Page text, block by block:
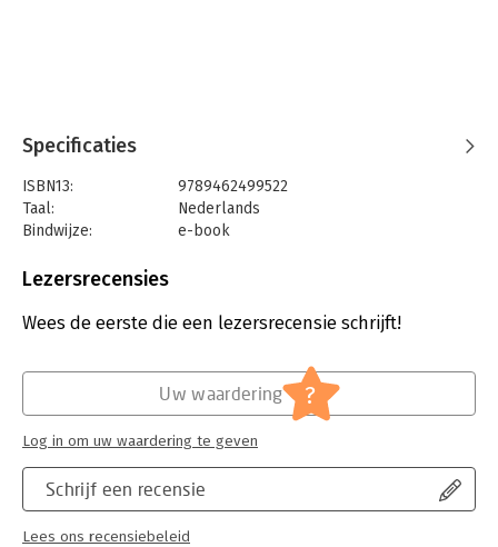
Specificaties
ISBN13:
9789462499522
Taal:
Nederlands
Bindwijze:
e-book
Bestandsformaat:
Uitgever:
Amsterdam University Press
Hoofdrubriek:
Lezersrecensies
Wees de eerste die een lezersrecensie schrijft!
Schrijf een recensie
Lees ons recensiebeleid
Uw waardering ?
Log in om uw waardering te geven